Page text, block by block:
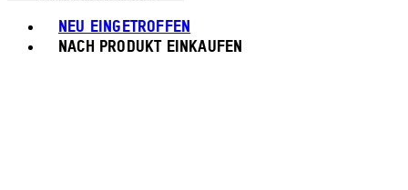
NEU EINGETROFFEN
NACH PRODUKT EINKAUFEN